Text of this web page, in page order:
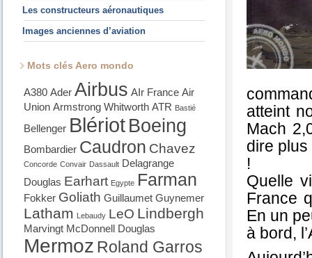
Les constructeurs aéronautiques
Images anciennes d’aviation
Mots clés Aero mondo
A380 Ader Airbus AIr France Air
Union Armstrong Whitworth ATR Bastié
Bellenger Blériot Boeing
Bombardier Caudron Chavez
Concorde Convair Dassault Delagrange
Douglas Earhart Egypte Farman
Fokker Goliath Guillaumet Guynemer
Latham Lebaudy LeO Lindbergh
Marvingt McDonnell Douglas
Mermoz Roland Garros
atteint
Mach
dire plus
!
Quelle
France
En un
à bord,